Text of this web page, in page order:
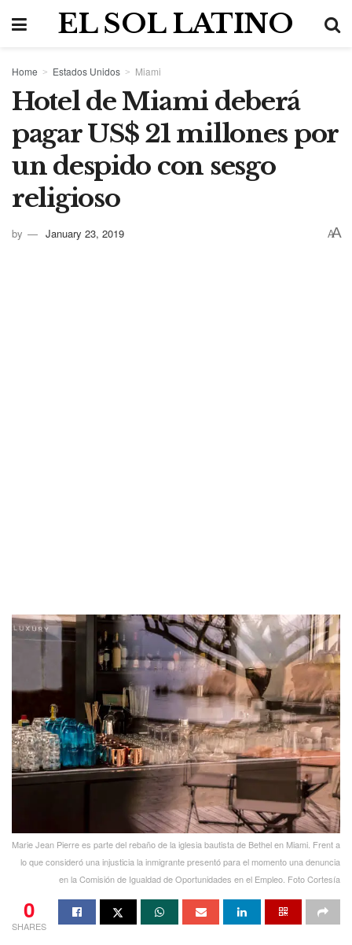
EL SOL LATINO
Home Estados Unidos Miami
Hotel de Miami deberá
pagar US$ 21 millones por
un despido con sesgo
religioso
by January 23, 2019 AA
Marie Jean Pierre es parte del rebaño de la iglesia bautista de Bethel en Miami. Frent a
lo que consideró una injusticia la inmigrante presentó para el momento una denuncia
en la Comisión de Igualdad de Oportunidades en el Empleo. Foto Cortesía
0
SHARES